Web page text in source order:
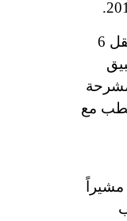
وأكـد “غــلاب” في تصريحات لـجريدة الأهرام المسائي‏:‏- إن العام الجامعي في أسوان سيشهد تغييرات كبيرة لصالح العملية التعليمية‏;‏ حيث تم نقل 6
مع